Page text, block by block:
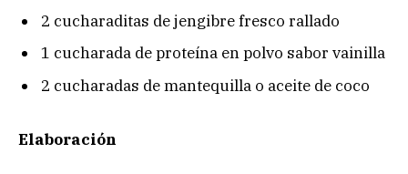
2 cucharaditas de jengibre fresco rallado
1 cucharada de proteína en polvo sabor vainilla
2 cucharadas de mantequilla o aceite de coco
Elaboración